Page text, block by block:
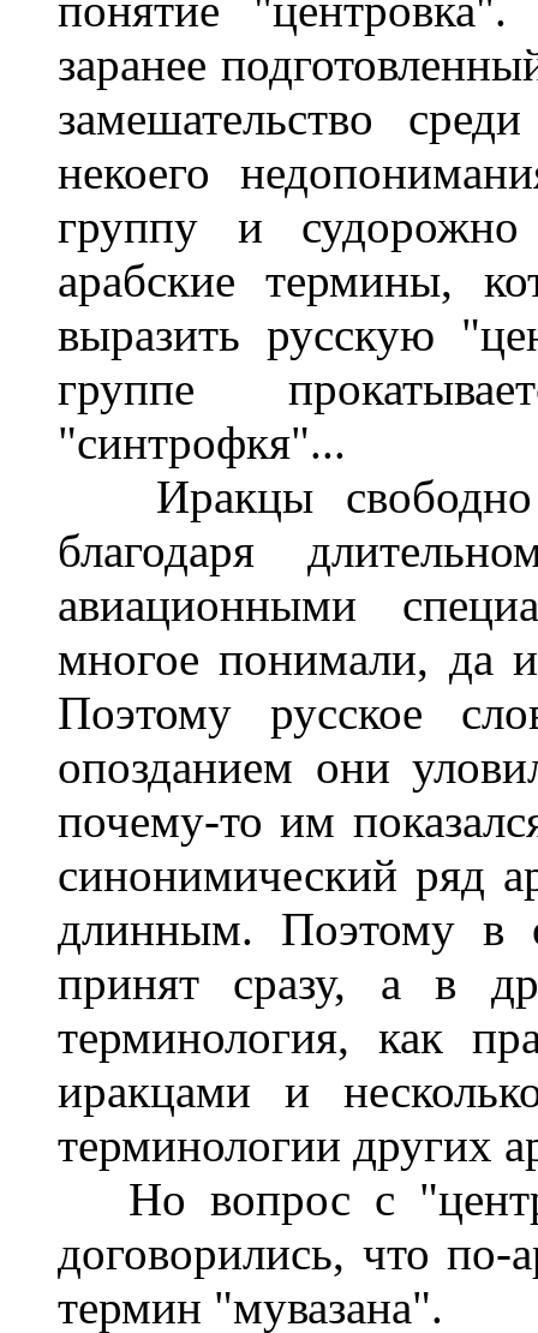
заранее
замешательство
некоего
группу и
арабские термины,
выразить русскую
группе
"синтрофкя"...
Иракцы свободно
благодаря
авиационными
многое понимали, да
Поэтому русское
опозданием они
почему-то им
синонимический ряд
длинным. Поэтому в
принят сразу, а в
терминология, как
иракцами и
терминологии других
Но вопрос с
договорились, что по-
термин "мувазана".